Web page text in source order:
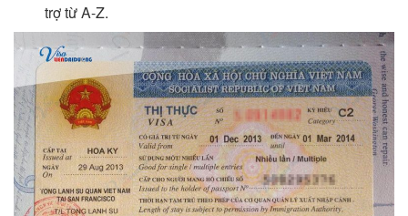
trợ từ A-Z.